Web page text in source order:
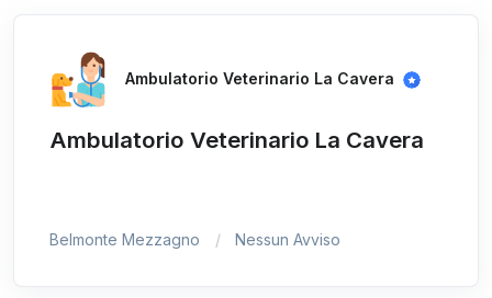
Ambulatorio Veterinario La Cavera
Ambulatorio Veterinario La Cavera
Belmonte Mezzagno Nessun Avviso